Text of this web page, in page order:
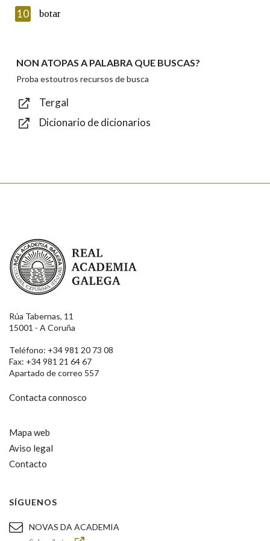
Enviar
10 botar
NON ATOPAS A PALABRA QUE BUSCAS?
Proba estoutros recursos de busca
Tergal
Dicionario de dicionarios
Real Academia Galega
Rúa Tabernas, 11
15001 - A Coruña
Teléfono: +34 981 20 73 08
Fax: +34 981 21 64 67
Apartado de correo 557
Contacta connosco
Mapa web
Aviso legal
Contacto
SÍGUENOS
NOVAS DA ACADEMIA